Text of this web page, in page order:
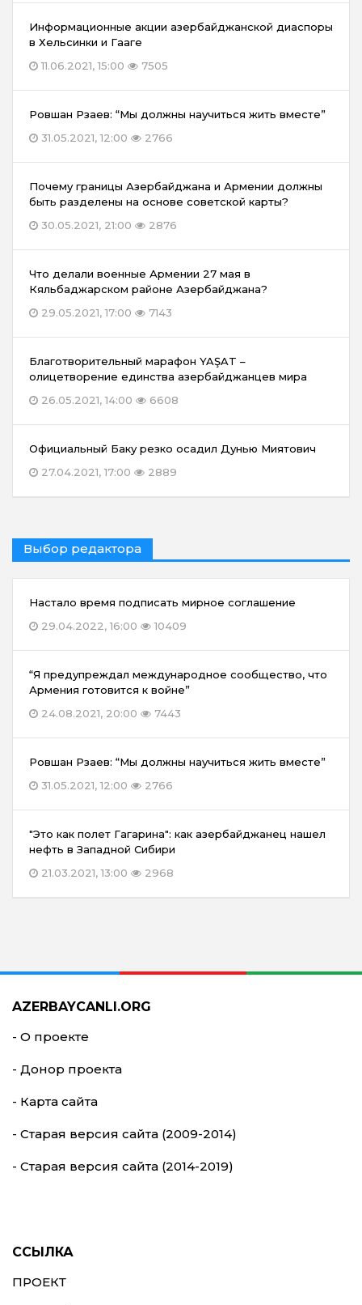
Информационные акции азербайджанской диаспоры
в Хельсинки и Гааге
11.06.2021, 15:00
7505
Ровшан Рзаев: “Мы должны научиться жить вместе”
31.05.2021, 12:00
2766
Почему границы Азербайджана и Армении должны
быть разделены на основе советской карты?
30.05.2021, 21:00
2876
Что делали военные Армении 27 мая в
Кяльбаджарском районе Азербайджана?
29.05.2021, 17:00
7143
Благотворительный марафон YAŞAT –
олицетворение единства азербайджанцев мира
26.05.2021, 14:00
6608
Официальный Баку резко осадил Дунью Миятович
27.04.2021, 17:00
2889
Выбор редактора
Настало время подписать мирное соглашение
29.04.2022, 16:00
10409
“Я предупреждал международное сообщество, что
Армения готовится к войне”
24.08.2021, 20:00
7443
Ровшан Рзаев: “Мы должны научиться жить вместе”
31.05.2021, 12:00
2766
"Это как полет Гагарина": как азербайджанец нашел
нефть в Западной Сибири
21.03.2021, 13:00
2968
AZERBAYCANLI.ORG
- О проекте
- Донор проекта
- Карта сайта
- Старая версия сайта (2009-2014)
- Старая версия сайта (2014-2019)
ССЫЛКА
ПРОЕКТ